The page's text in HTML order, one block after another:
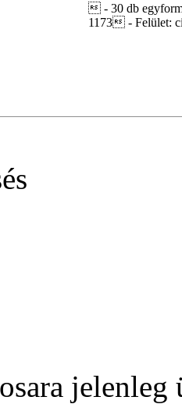
- 30 db egyforma
1173 - Felület:
jelenleg